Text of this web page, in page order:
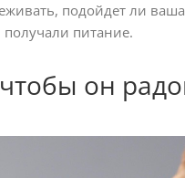
подойдет ли
питание.
чтобы он